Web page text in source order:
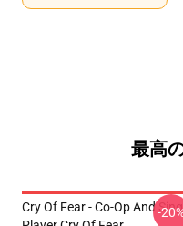
最高
Cry Of Fear - Co-Op And-